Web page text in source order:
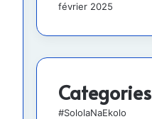
février 2025
Categories
#SololaNaEkolo